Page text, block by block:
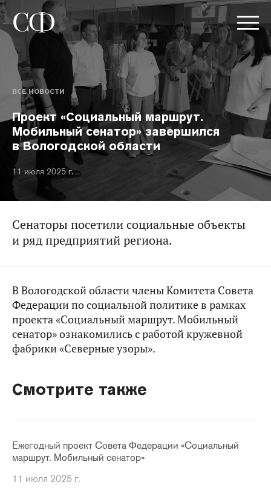
ВСЕ НОВОСТИ
Проект «Социальный маршрут.
Мобильный сенатор» завершился
в Вологодской области
11 июля 2025 г.
Сенаторы посетили социальные объекты
и ряд предприятий региона.
В Вологодской области члены Комитета Совета
Федерации по социальной политике в рамках
проекта «Социальный маршрут. Мобильный
сенатор» ознакомились с работой кружевной
фабрики «Северные узоры».
Смотрите также
Ежегодный проект Совета Федерации «Социальный
маршрут. Мобильный сенатор»
11 июля 2025 г.